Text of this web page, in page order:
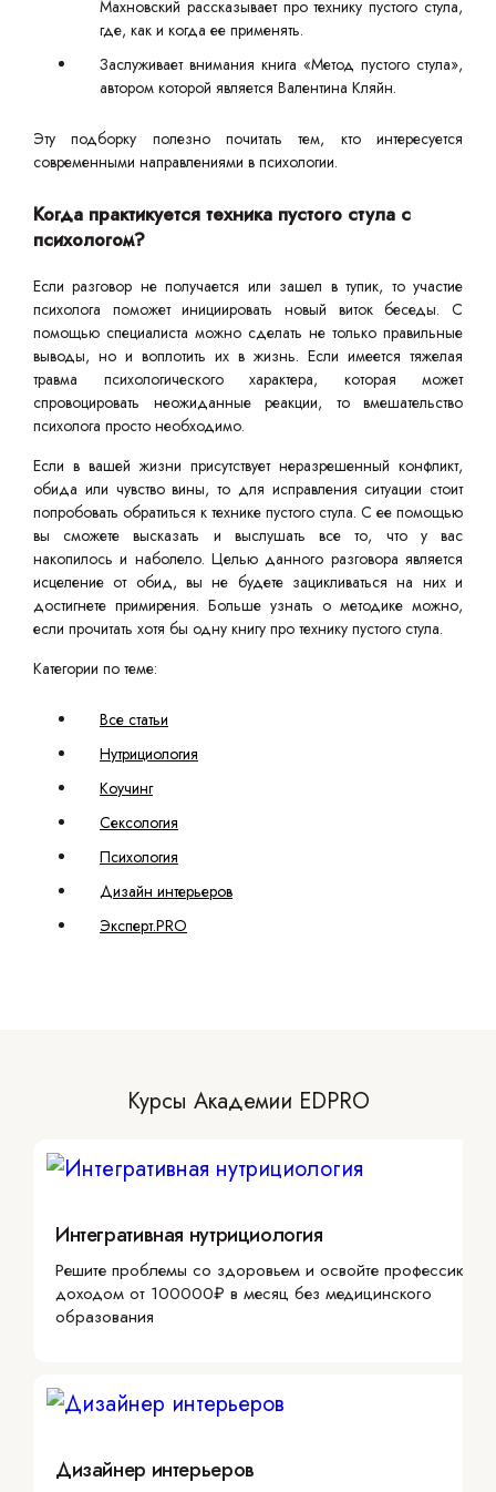
Махновский рассказывает про технику пустого стула,
где, как и когда ее применять.
Заслуживает внимания книга «Метод пустого стула»,
автором которой является Валентина Кляйн.
Эту подборку полезно почитать тем, кто интересуется
современными направлениями в психологии.
Когда практикуется техника пустого стула с
психологом?
Если разговор не получается или зашел в тупик, то участие
психолога поможет инициировать новый виток беседы. С
помощью специалиста можно сделать не только правильные
выводы, но и воплотить их в жизнь. Если имеется тяжелая
травма психологического характера, которая может
спровоцировать неожиданные реакции, то вмешательство
психолога просто необходимо.
Если в вашей жизни присутствует неразрешенный конфликт,
обида или чувство вины, то для исправления ситуации стоит
попробовать обратиться к технике пустого стула. С ее помощью
вы сможете высказать и выслушать все то, что у вас
накопилось и наболело. Целью данного разговора является
исцеление от обид, вы не будете зацикливаться на них и
достигнете примирения. Больше узнать о методике можно,
если прочитать хотя бы одну книгу про технику пустого стула.
Категории по теме:
Все статьи
Нутрициология
Коучинг
Сексология
Психология
Дизайн интерьеров
Эксперт.PRO
Курсы Академии EDPRO
Интегративная нутрициология
Решите проблемы со здоровьем и освойте профессию с
доходом от 100000₽ в месяц без медицинского
образования
Дизайнер интерьеров